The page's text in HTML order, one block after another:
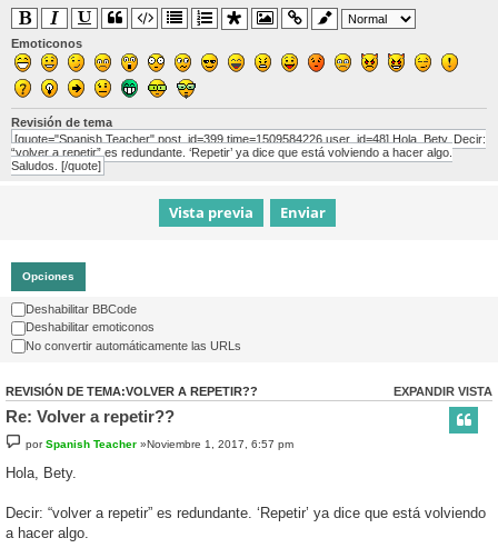
Emoticonos
Revisión de tema
[quote="Spanish Teacher" post_id=399 time=1509584226 user_id=48] Hola, Bety. Decir:
“volver a repetir” es redundante. ‘Repetir’ ya dice que está volviendo a hacer algo.
Saludos. [/quote]
Opciones
Deshabilitar BBCode
Deshabilitar emoticonos
No convertir automáticamente las URLs
EXPANDIR VISTA
REVISIÓN DE TEMA:VOLVER A REPETIR??
Re: Volver a repetir??
porSpanish Teacher »Noviembre 1, 2017, 6:57 pm
Hola, Bety.
Decir: “volver a repetir” es redundante. ‘Repetir’ ya dice que está volviendo
a hacer algo.